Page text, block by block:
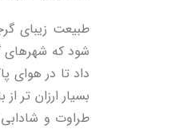
طبیعت زیبای
شود که شهرهای
داد تا در هوای
بسیار ارزان تر
طراوت و